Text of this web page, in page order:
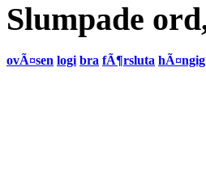
Slumpade
ovÃ¤sen logi bra fÃ¶rsluta hÃ¤ngig